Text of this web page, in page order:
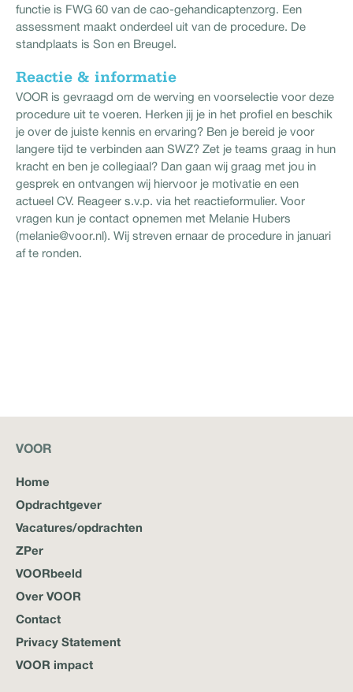
functie is FWG 60 van de cao-gehandicaptenzorg. Een
assessment maakt onderdeel uit van de procedure. De
standplaats is Son en Breugel.
Reactie & informatie
VOOR is gevraagd om de werving en voorselectie voor deze
procedure uit te voeren. Herken jij je in het profiel en beschik
je over de juiste kennis en ervaring? Ben je bereid je voor
langere tijd te verbinden aan SWZ? Zet je teams graag in hun
kracht en ben je collegiaal? Dan gaan wij graag met jou in
gesprek en ontvangen wij hiervoor je motivatie en een
actueel CV. Reageer s.v.p. via het reactieformulier. Voor
vragen kun je contact opnemen met Melanie Hubers
(melanie@voor.nl). Wij streven ernaar de procedure in januari
af te ronden.
VOOR
Home
Opdrachtgever
Vacatures/opdrachten
ZPer
VOORbeeld
Over VOOR
Contact
Privacy Statement
VOOR impact